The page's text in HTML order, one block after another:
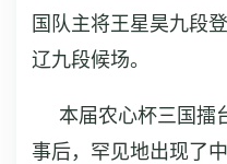
国队主将王星昊九段
辽九段候场。
本届农心杯三国擂
事后，罕见地出现了